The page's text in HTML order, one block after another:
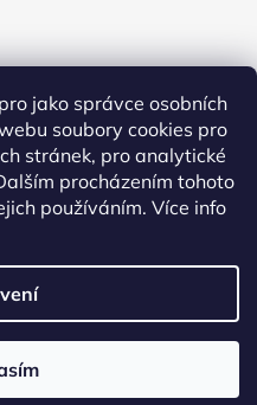
jako správce osobních
soubory cookies pro
stránek, pro analytické
procházením tohoto
používáním. Více info